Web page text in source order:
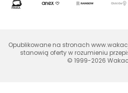
Opublikowane na stronach
stanowią oferty w rozumieniu
© 1999-2026